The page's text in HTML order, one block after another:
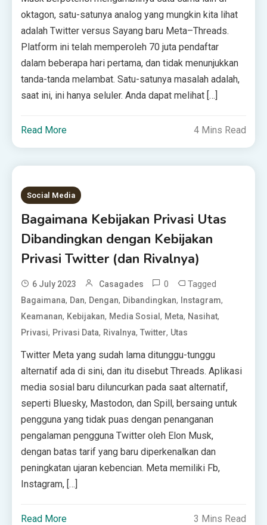
oktagon, satu-satunya analog yang mungkin kita lihat
adalah Twitter versus Sayang baru Meta–Threads.
Platform ini telah memperoleh 70 juta pendaftar
dalam beberapa hari pertama, dan tidak menunjukkan
tanda-tanda melambat. Satu-satunya masalah adalah,
saat ini, ini hanya seluler. Anda dapat melihat […]
Read More 4 Mins Read
Social Media
Bagaimana Kebijakan Privasi Utas
Dibandingkan dengan Kebijakan
Privasi Twitter (dan Rivalnya)
6 July 2023 Casagades 0 Tagged
Bagaimana, Dan, Dengan, Dibandingkan, Instagram,
Keamanan, Kebijakan, Media Sosial, Meta, Nasihat,
Privasi, Privasi Data, Rivalnya,Twitter, Utas
Twitter Meta yang sudah lama ditunggu-tunggu
alternatif ada di sini, dan itu disebut Threads. Aplikasi
media sosial baru diluncurkan pada saat alternatif,
seperti Bluesky, Mastodon, dan Spill, bersaing untuk
pengguna yang tidak puas dengan penanganan
pengalaman pengguna Twitter oleh Elon Musk,
dengan batas tarif yang baru diperkenalkan dan
peningkatan ujaran kebencian. Meta memiliki Fb,
Instagram, […]
Read More 3 Mins Read